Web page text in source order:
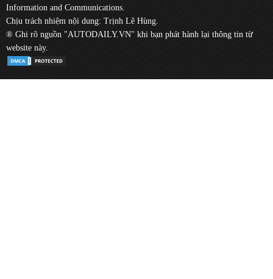
Information and Communications.
Chịu trách nhiệm nội dung: Trịnh Lê Hùng.
® Ghi rõ nguồn "AUTODAILY.VN" khi bạn phát hành lại thông tin từ
website này.